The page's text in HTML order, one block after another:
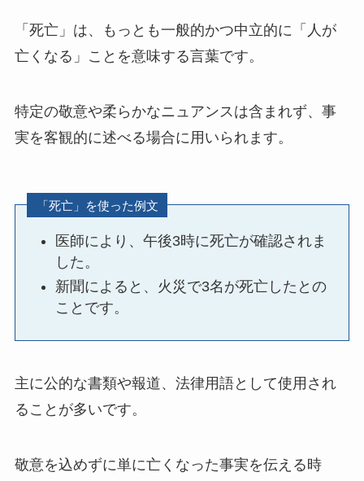
「死亡」は、もっとも一般的かつ中立的に「人が
亡くなる」ことを意味する言葉です。
特定の敬意や柔らかなニュアンスは含まれず、事
実を客観的に述べる場合に用いられます。
「死亡」を使った例文
医師により、午後3時に死亡が確認されま
した。
新聞によると、火災で3名が死亡したとの
ことです。
主に公的な書類や報道、法律用語として使用され
ることが多いです。
敬意を込めずに単に亡くなった事実を伝える時